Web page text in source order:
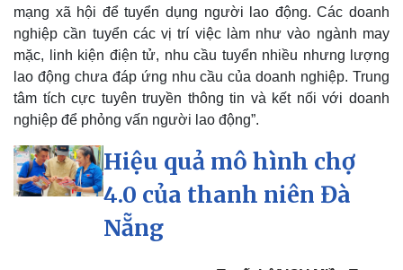
mạng xã hội để tuyển dụng người lao động. Các doanh
nghiệp cần tuyển các vị trí việc làm như vào ngành may
mặc, linh kiện điện tử, nhu cầu tuyển nhiều nhưng lượng
lao động chưa đáp ứng nhu cầu của doanh nghiệp. Trung
tâm tích cực tuyên truyền thông tin và kết nối với doanh
nghiệp để phỏng vấn người lao động”.
Hiệu quả mô hình chợ
4.0 của thanh niên Đà
Nẵng